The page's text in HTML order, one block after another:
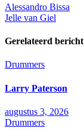
Bericht
navigatie
Alessandro Bissa
Jelle van Giel
Gerelateerd bericht
Drummers
Larry Paterson
augustus 3, 2026
Drummers